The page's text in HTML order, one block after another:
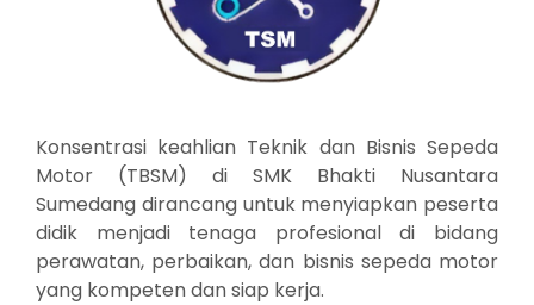
Konsentrasi keahlian Teknik dan Bisnis Sepeda
Motor (TBSM) di SMK Bhakti Nusantara
Sumedang dirancang untuk menyiapkan peserta
didik menjadi tenaga profesional di bidang
perawatan, perbaikan, dan bisnis sepeda motor
yang kompeten dan siap kerja.